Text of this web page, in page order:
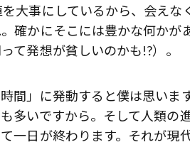
大事にしているから、会えな
確かにそこには豊かな何かが
て発想が貧しいのかも!?）。
間」に発動すると僕は思いま
多いですから。そして人類の
一日が終わります。それが現